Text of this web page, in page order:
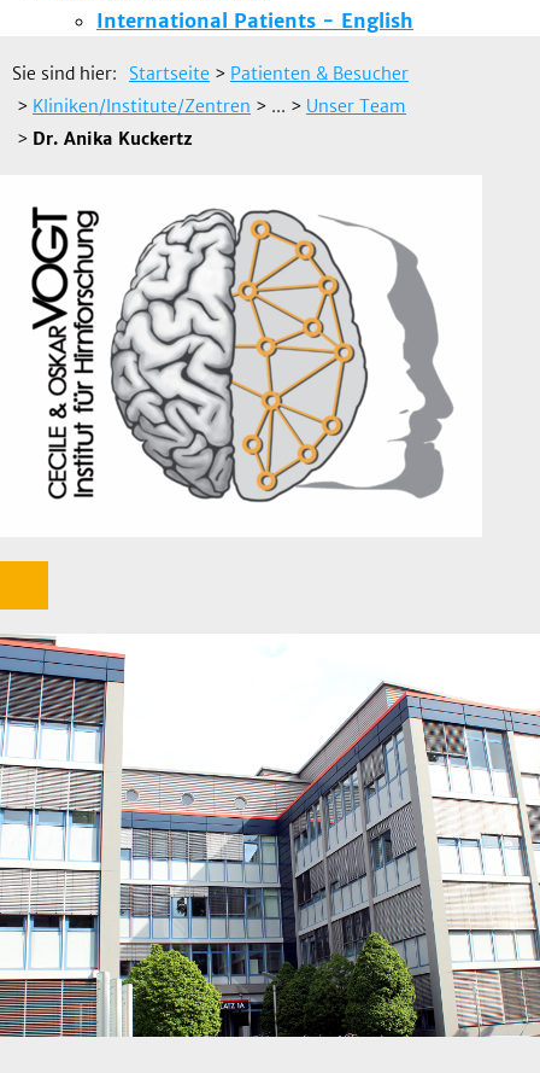
International Patients - English
Sie sind hier: Startseite > Patienten & Besucher
> Kliniken/Institute/Zentren > ... > Unser Team
> Dr. Anika Kuckertz